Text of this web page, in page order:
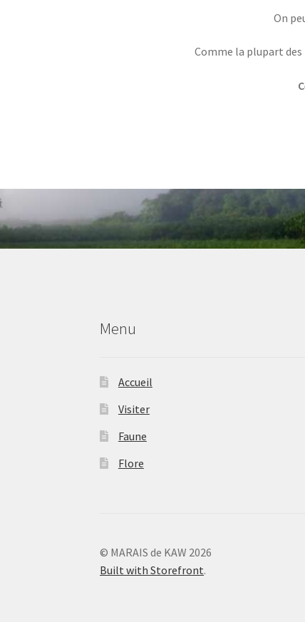
On
Comme la plupart
Menu
Accueil
Visiter
Faune
Flore
© MARAIS de KAW 2026
Built with Storefront.